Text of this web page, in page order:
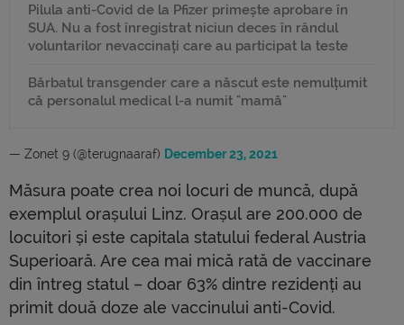
Pilula anti-Covid de la Pfizer primește aprobare în
SUA. Nu a fost înregistrat niciun deces în rândul
voluntarilor nevaccinați care au participat la teste
Bărbatul transgender care a născut este nemulțumit
că personalul medical l-a numit "mamă"
— Zonet 9 (@terugnaaraf) December 23, 2021
Măsura poate crea noi locuri de muncă, după
exemplul orașului Linz. Orașul are 200.000 de
locuitori și este capitala statului federal Austria
Superioară. Are cea mai mică rată de vaccinare
din întreg statul – doar 63% dintre rezidenți au
primit două doze ale vaccinului anti-Covid.